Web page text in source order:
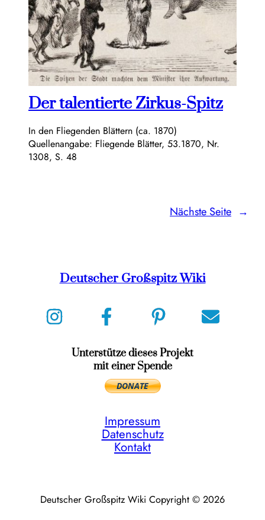
Der talentierte Zirkus-Spitz
In den Fliegenden Blättern (ca. 1870)
Quellenangabe: Fliegende Blätter, 53.1870, Nr.
1308, S. 48
Nächste Seite →
Deutscher Großspitz Wiki
Unterstütze dieses Projekt
mit einer Spende
Impressum
Datenschutz
Kontakt
Deutscher Großspitz Wiki Copyright © 2026